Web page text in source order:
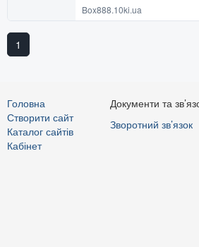
Box888.10ki.ua
1
Головна
Створити сайт
Каталог сайтів
Кабінет
Документи та
Зворотний зв’язок